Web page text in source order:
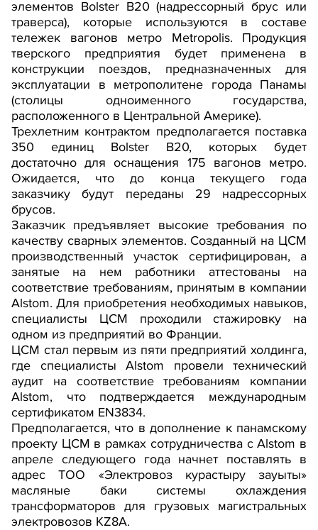
элементов Bolster B20 (надрессорный брус или
траверса), которые используются в составе
тележек вагонов метро Metropolis. Продукция
тверского предприятия будет применена в
конструкции поездов, предназначенных для
эксплуатации в метрополитене города Панамы
(столицы одноименного государства,
расположенного в Центральной Америке).
Трехлетним контрактом предполагается поставка
350 единиц Bolster B20, которых будет
достаточно для оснащения 175 вагонов метро.
Ожидается, что до конца текущего года
заказчику будут переданы 29 надрессорных
брусов.
Заказчик предъявляет высокие требования по
качеству сварных элементов. Созданный на ЦСМ
производственный участок сертифицирован, а
занятые на нем работники аттестованы на
соответствие требованиям, принятым в компании
Alstom. Для приобретения необходимых навыков,
специалисты ЦСМ проходили стажировку на
одном из предприятий во Франции.
ЦСМ стал первым из пяти предприятий холдинга,
где специалисты Alstom провели технический
аудит на соответствие требованиям компании
Alstom, что подтверждается международным
сертификатом EN3834.
Предполагается, что в дополнение к панамскому
проекту ЦСМ в рамках сотрудничества с Alstom в
апреле следующего года начнет поставлять в
адрес ТОО «Электровоз курастыру зауыты»
масляные баки системы охлаждения
трансформаторов для грузовых магистральных
электровозов KZ8A.